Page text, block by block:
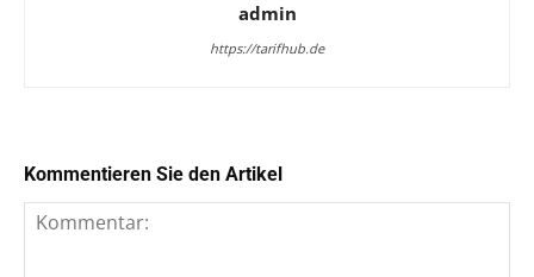
admin
https://tarifhub.de
Kommentieren Sie den Artikel